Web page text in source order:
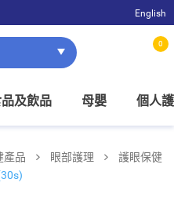
免費店取。
English
0
及飲品 母嬰 個人
產品 眼部護理
護眼保健